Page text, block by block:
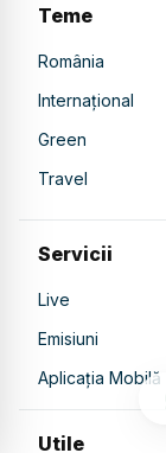
Teme
România
Internațional
Green
Travel
Servicii
Live
Emisiuni
Aplicația Mobilă
Utile